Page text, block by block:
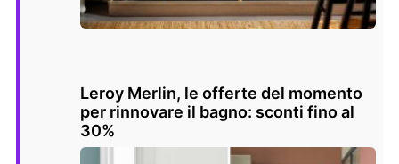
Leroy Merlin, le offerte del momento
per rinnovare il bagno: sconti fino al
30%